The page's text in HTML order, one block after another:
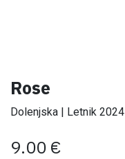
Rose
Dolenjska | Letnik 2024
9.00 €